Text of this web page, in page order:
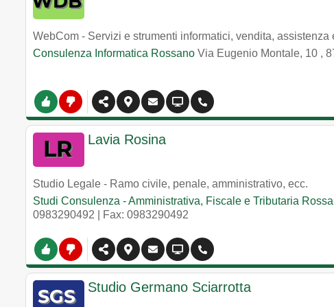
WebCom - Servizi e strumenti informatici, vendita, assistenza
Consulenza Informatica Rossano Via Eugenio Montale, 10 ,
Lavia Rosina
Studio Legale - Ramo civile, penale, amministrativo, ecc.
Studi Consulenza - Amministrativa, Fiscale e Tributaria
0983290492 | Fax: 0983290492
Studio Germano Sciarrotta